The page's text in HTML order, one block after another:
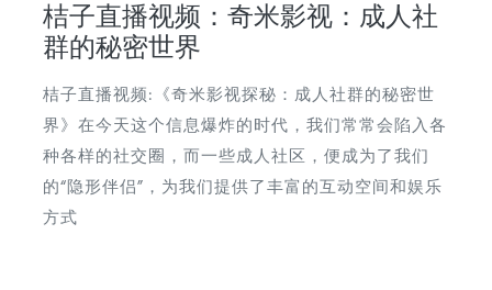
桔子直播视频：奇米影视：成人社
群的秘密世界
桔子直播视频:《奇米影视探秘：成人社群的秘密世
界》在今天这个信息爆炸的时代，我们常常会陷入各
种各样的社交圈，而一些成人社区，便成为了我们
的“隐形伴侣”，为我们提供了丰富的互动空间和娱乐
方式